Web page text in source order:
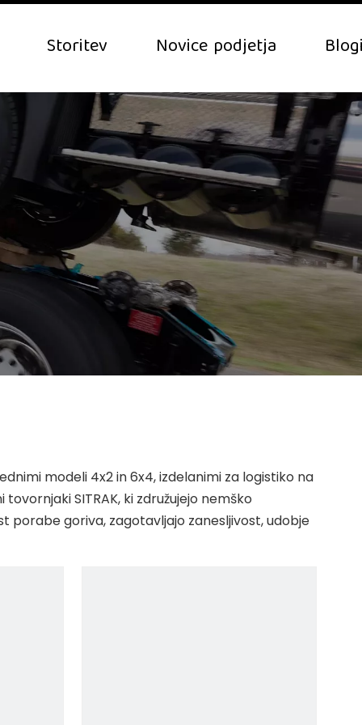
Storitev Novice podjetja
modeli 4x2 in 6x4, izdelanimi za logistiko na
SITRAK, ki združujejo nemško
porabe goriva, zagotavljajo zanesljivost, udobje